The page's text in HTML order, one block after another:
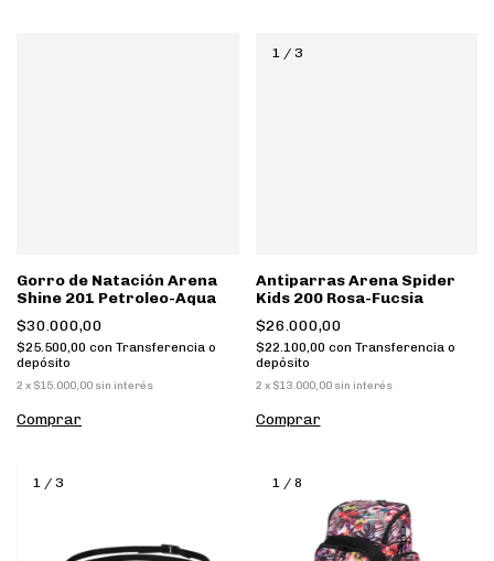
Gorro de Natación Arena
Shine 201 Petroleo-Aqua
$30.000,00
$25.500,00 con Transferencia o
depósito
2 x $15.000,00 sin interés
Comprar
1/ 3
Antiparras Arena Spider
Kids 200 Rosa-Fucsia
$26.000,00
$22.100,00 con Transferencia o
depósito
2 x $13.000,00 sin interés
Comprar
1 / 3 1/ 8